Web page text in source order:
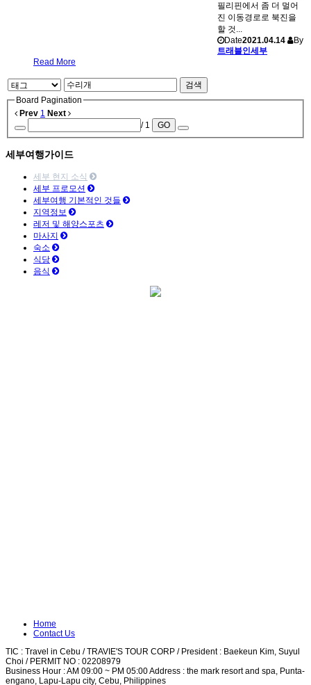
필리핀에서 좀 더 멀어
진 이동경로로 북진을
할 것...
Date2021.04.14
By
트래블인세부
Read More
검색
Board Pagination
Prev 1 Next
/ 1
GO
세부여행가이드
세부 현지 소식
세부 프로모션
세부여행 기본적인 것들
지역정보
레저 및 해양스포츠
마사지
숙소
식당
음식
Home
Contact Us
TIC : Travel in Cebu / TRAVIE'S TOUR CORP / President : Baekeun Kim, Suyul
Choi / PERMIT NO : 02208979
Business Hour : AM 09:00 ~ PM 05:00 Address : the mark resort and spa, Punta-
engano, Lapu-Lapu city, Cebu, Philippines